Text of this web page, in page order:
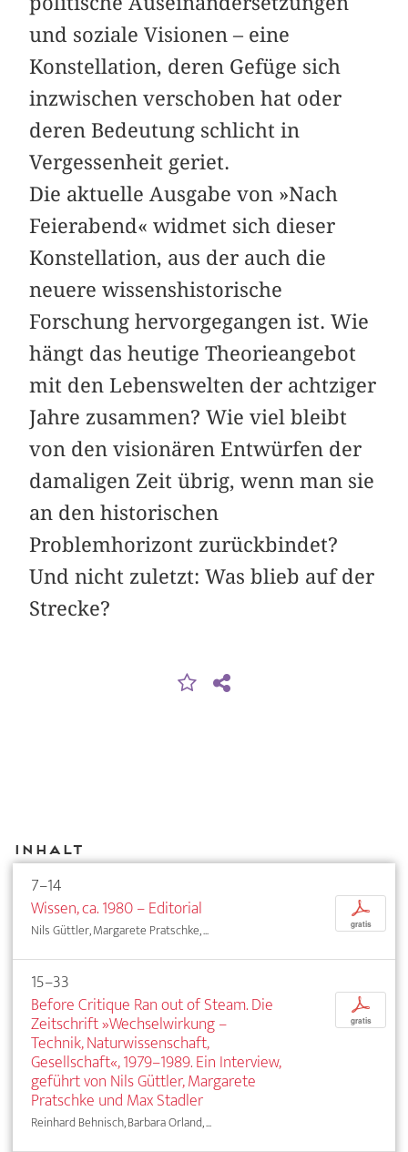
und soziale Visionen – eine
Konstellation, deren Gefüge sich
inzwischen verschoben hat oder
deren Bedeutung schlicht in
Vergessenheit geriet.
Die aktuelle Ausgabe von »Nach
Feierabend« widmet sich dieser
Konstellation, aus der auch die
neuere wissenshistorische
Forschung hervorgegangen ist. Wie
hängt das heutige Theorieangebot
mit den Lebenswelten der achtziger
Jahre zusammen? Wie viel bleibt
von den visionären Entwürfen der
damaligen Zeit übrig, wenn man sie
an den historischen
Problemhorizont zurückbindet?
Und nicht zuletzt: Was blieb auf der
Strecke?
Inhalt
7–14
Wissen, ca. 1980 – Editorial
Nils Güttler, Margarete Pratschke, ...
p
gratis
15–33
Before Critique Ran out of Steam. Die
Zeitschrift »Wechselwirkung –
Technik, Naturwissenschaft,
Gesellschaft«, 1979–1989. Ein Interview,
geführt von Nils Güttler, Margarete
Pratschke und Max Stadler
Reinhard Behnisch, Barbara Orland, ...
p
gratis